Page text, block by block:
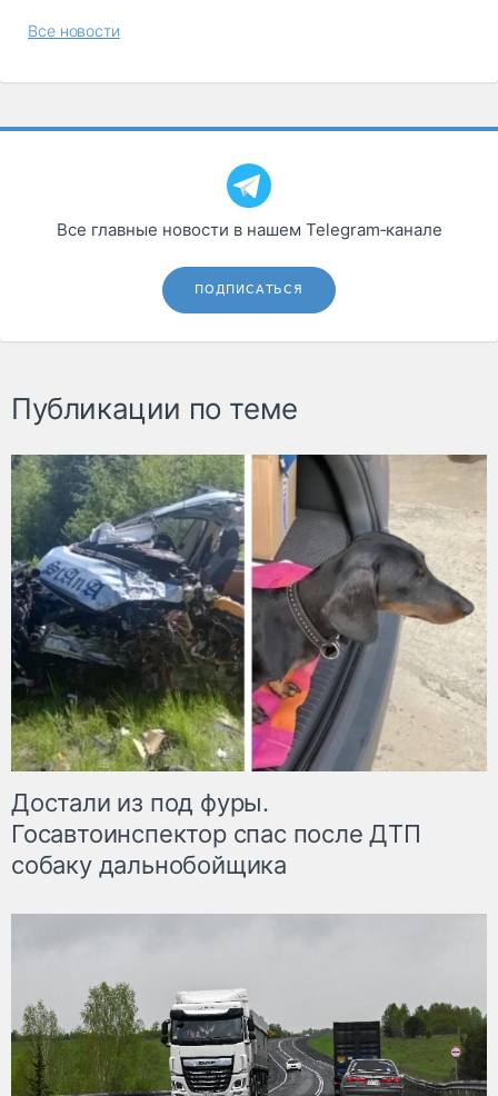
Все новости
Все главные новости в нашем Telegram‑канале
ПОДПИСАТЬСЯ
Публикации по теме
Достали из под фуры.
Госавтоинспектор спас после ДТП
собаку дальнобойщика